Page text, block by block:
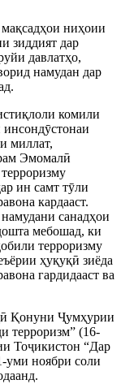
ниҳоии
зиддият дар
давлатҳо,
намудан дар
комили
миллат,
Эмомалӣ
ин самт тӯли
кардааст.
санадҳои
мебошад, ки
терроризму
ҳуқуқӣ зиёда
гардидааст ва
Қонуни Ҷумҳурии
терроризм” (16-
Тоҷикистон “Дар
уми ноябри соли